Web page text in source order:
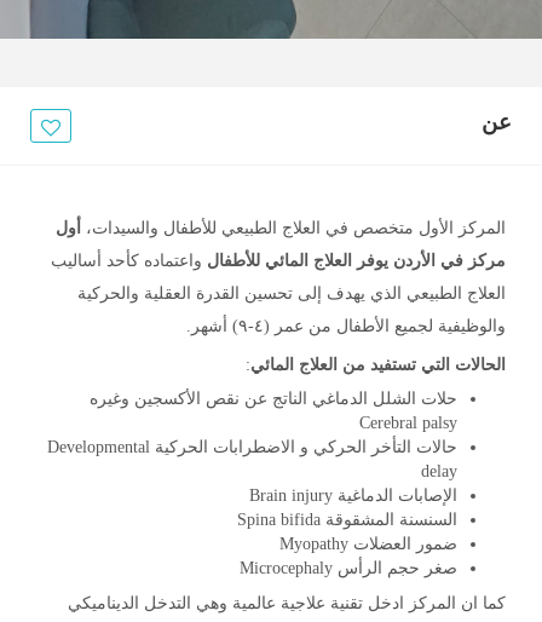
عن
المركز الأول متخصص في العلاج الطبيعي للأطفال والسيدات، أول
مركز في الأردن يوفر العلاج المائي للأطفال واعتماده كأحد أساليب
العلاج الطبيعي الذي يهدف إلى تحسين القدرة العقلية والحركية
والوظيفية لجميع الأطفال من عمر (٤-٩) أشهر.
الحالات التي تستفيد من العلاج المائي:
حلات الشلل الدماغي الناتج عن نقص الأكسجين وغيره
Cerebral palsy
حالات التأخر الحركي و الاضطرابات الحركية Developmental
delay
الإصابات الدماغية Brain injury
السنسنة المشقوقة Spina bifida
ضمور العضلات Myopathy
صغر حجم الرأس Microcephaly
كما ان المركز ادخل تقنية علاجية عالمية وهي التدخل الديناميكي